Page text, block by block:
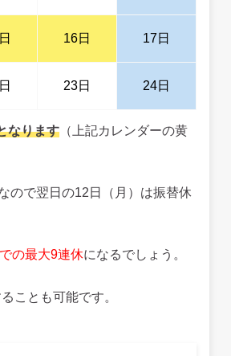
16日 17日
23日 24日
なります （上記カレンダーの黄
ので翌日の12日（月）は振替休
の最大9連休になるでしょう。
ことも可能です。